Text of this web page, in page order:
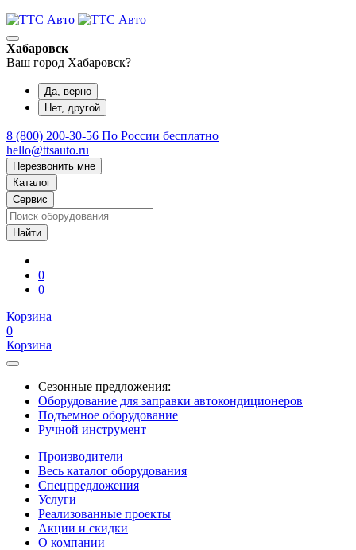
Хабаровск
Ваш город Хабаровск?
Да, верно
Нет, другой
8 (800) 200-30-56 По России бесплатно
hello@ttsauto.ru
Перезвонить мне
Каталог
Сервис
0
0
Корзина
0
Корзина
Сезонные предложения:
Оборудование для заправки автокондиционеров
Подъемное оборудование
Ручной инструмент
Производители
Весь каталог оборудования
Спецпредложения
Услуги
Реализованные проекты
Акции и скидки
О компании